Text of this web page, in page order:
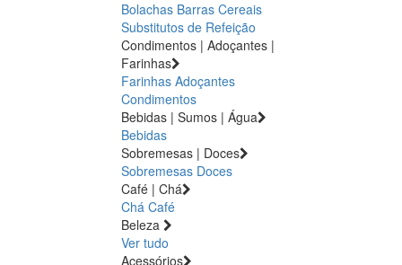
Bolachas Barras Cereais
Substitutos de Refeição
Condimentos | Adoçantes |
Farinhas
Farinhas Adoçantes
Condimentos
Bebidas | Sumos | Água
Bebidas
Sobremesas | Doces
Sobremesas Doces
Café | Chá
Chá Café
Beleza
Ver tudo
Acessórios